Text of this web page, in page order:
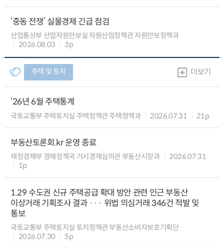
‘중동 전쟁’ 실물경제 긴급 점검
산업통상부 산업자원안보실 자원산업정책관 자원안보정책과
2026.08.03
3p
주택 및 토지 더보기
‘26년 6월 주택통계
국토교통부 주택토지실 주택정책관 주택정책과 2026.07.31 21p
부동산토론회.kr 운영 종료
재정경제부 경제정책국 거시경제심의관 부동산시장과
2026.07.31
1p
1.29 수도권 신규 주택공급 확대 방안 관련 인근 부동산
이상거래 기획조사 결과 ··· 위법 의심거래 346건 적발 및
통보
국토교통부 주택토지실 토지정책관 부동산소비자보호기획단
2026.07.30
5p